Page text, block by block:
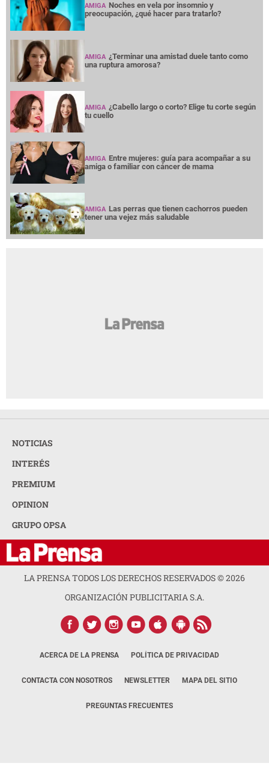
AMIGA Noches en vela por insomnio y
preocupación, ¿qué hacer para tratarlo?
AMIGA ¿Terminar una amistad duele tanto como
una ruptura amorosa?
AMIGA ¿Cabello largo o corto? Elige tu corte según
tu cuello
AMIGA Entre mujeres: guía para acompañar a su
amiga o familiar con cáncer de mama
AMIGA Las perras que tienen cachorros pueden
tener una vejez más saludable
NOTICIAS
INTERÉS
PREMIUM
OPINION
GRUPO OPSA
LA PRENSA TODOS LOS DERECHOS RESERVADOS ©2026
ORGANIZACIÓN PUBLICITARIA S.A.
ACERCA DE LA PRENSA POLÍTICA DE PRIVACIDAD
CONTACTA CON NOSOTROS NEWSLETTER MAPA DEL SITIO
PREGUNTAS FRECUENTES